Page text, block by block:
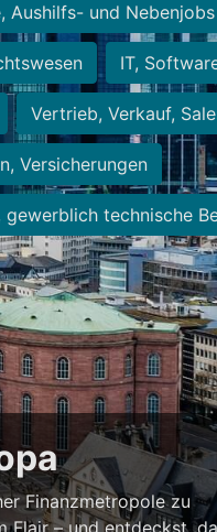
Aushilfs- und Nebenjobs
IT,
Vertrieb, Verkauf,
Versicherungen
gewerblich technische
Finanzmetropole zu